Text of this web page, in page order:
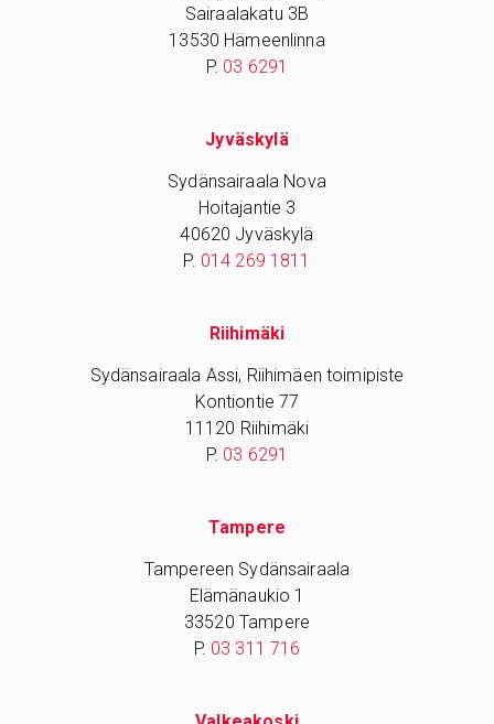
Sairaalakatu 3B
13530 Hämeenlinna
P. 03 6291
Jyväskylä
Sydänsairaala Nova
Hoitajantie 3
40620 Jyväskylä
P. 014 269 1811
Riihimäki
Sydänsairaala Assi, Riihimäen toimipiste
Kontiontie 77
11120 Riihimäki
P. 03 6291
Tampere
Tampereen Sydänsairaala
Elämänaukio 1
33520 Tampere
P. 03 311 716